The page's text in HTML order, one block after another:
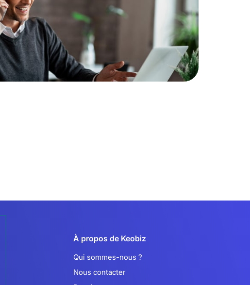
À propos de Keobiz
Qui sommes-nous ?
Nous contacter